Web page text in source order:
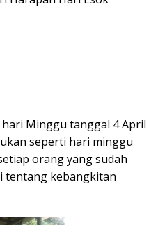
Minggu tanggal 4 April
seperti hari minggu
orang yang sudah
tentang kebangkitan